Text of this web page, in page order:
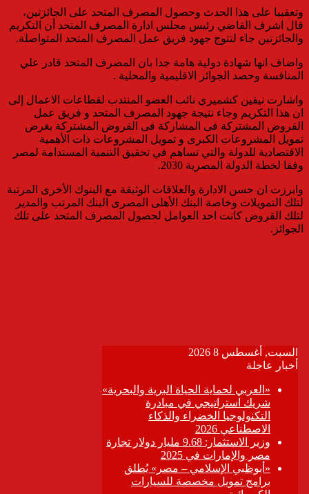
وتعقيبا على هذا الحدث وحصول المصرف المتحد على الجائزتين،
قال اشرف القاضي رئيس مجلس ادارة المصرف المتحد أن التكريم
والجائزتين جاء لتتوج جهود فريق عمل المصرف المتحد المتواصلة.
واضاف انها شهادة دولية هامة جدا بان المصرف المتحد قادر علي
المنافسة وحصد الجوائز الاقليمية والمحلية .
واشارت نيفين كشميري نائب العضو المنتدب لقطاعات الاعمال إلى
ان هذا التكريم وجاء نتيجة جهود المصرف المتحد و فريق عمل
القروض المشتركة فى المشاركة فى القروض المشتركة بغرض
تمويل المشروعات الكبرى و تمويل المشروعات ذات الأهمية
الاقتصادية للدولة والتي تساهم في تحقيق التنمية المستدامة لمصر
وفقا لخطة الدولة المصرية 2030.
وابرزت ان حسن الادارة والعلاقات الوثيقة مع البنوك الأخرى المرتبة
لتلك التمويلات وخاصة البنك الأهلى المصرى البنك المرتب والمدير
لتلك القروض كانت احد العوامل لحصول المصرف المتحد على تلك
الجوائز.